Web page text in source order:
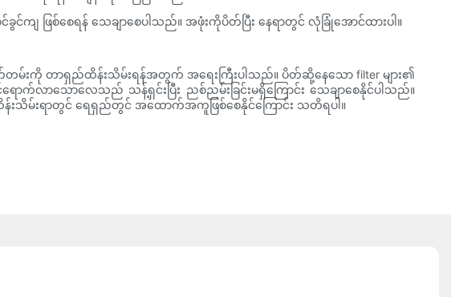
ျ ဖြစ်စေရန် သေချာစေပါသည်။ အဖုံးကိုပိတ်ပြီး နေရာတွင် လုံခြုံအောင်ထားပါ။
မ်းကို တာရှည်ထိန်းသိမ်းရန်အတွက် အရေးကြီးပါသည်။ ပိတ်ဆို့နေသော filter များ၏
ာက်လာသောလေသည် သန့်ရှင်းပြီး ညစ်ညမ်းခြင်းမရှိကြောင်း သေချာစေနိုင်ပါသည်။
းသိမ်းရာတွင် ရေရှည်တွင် အထောက်အကူဖြစ်စေနိုင်ကြောင်း သတိရပါ။